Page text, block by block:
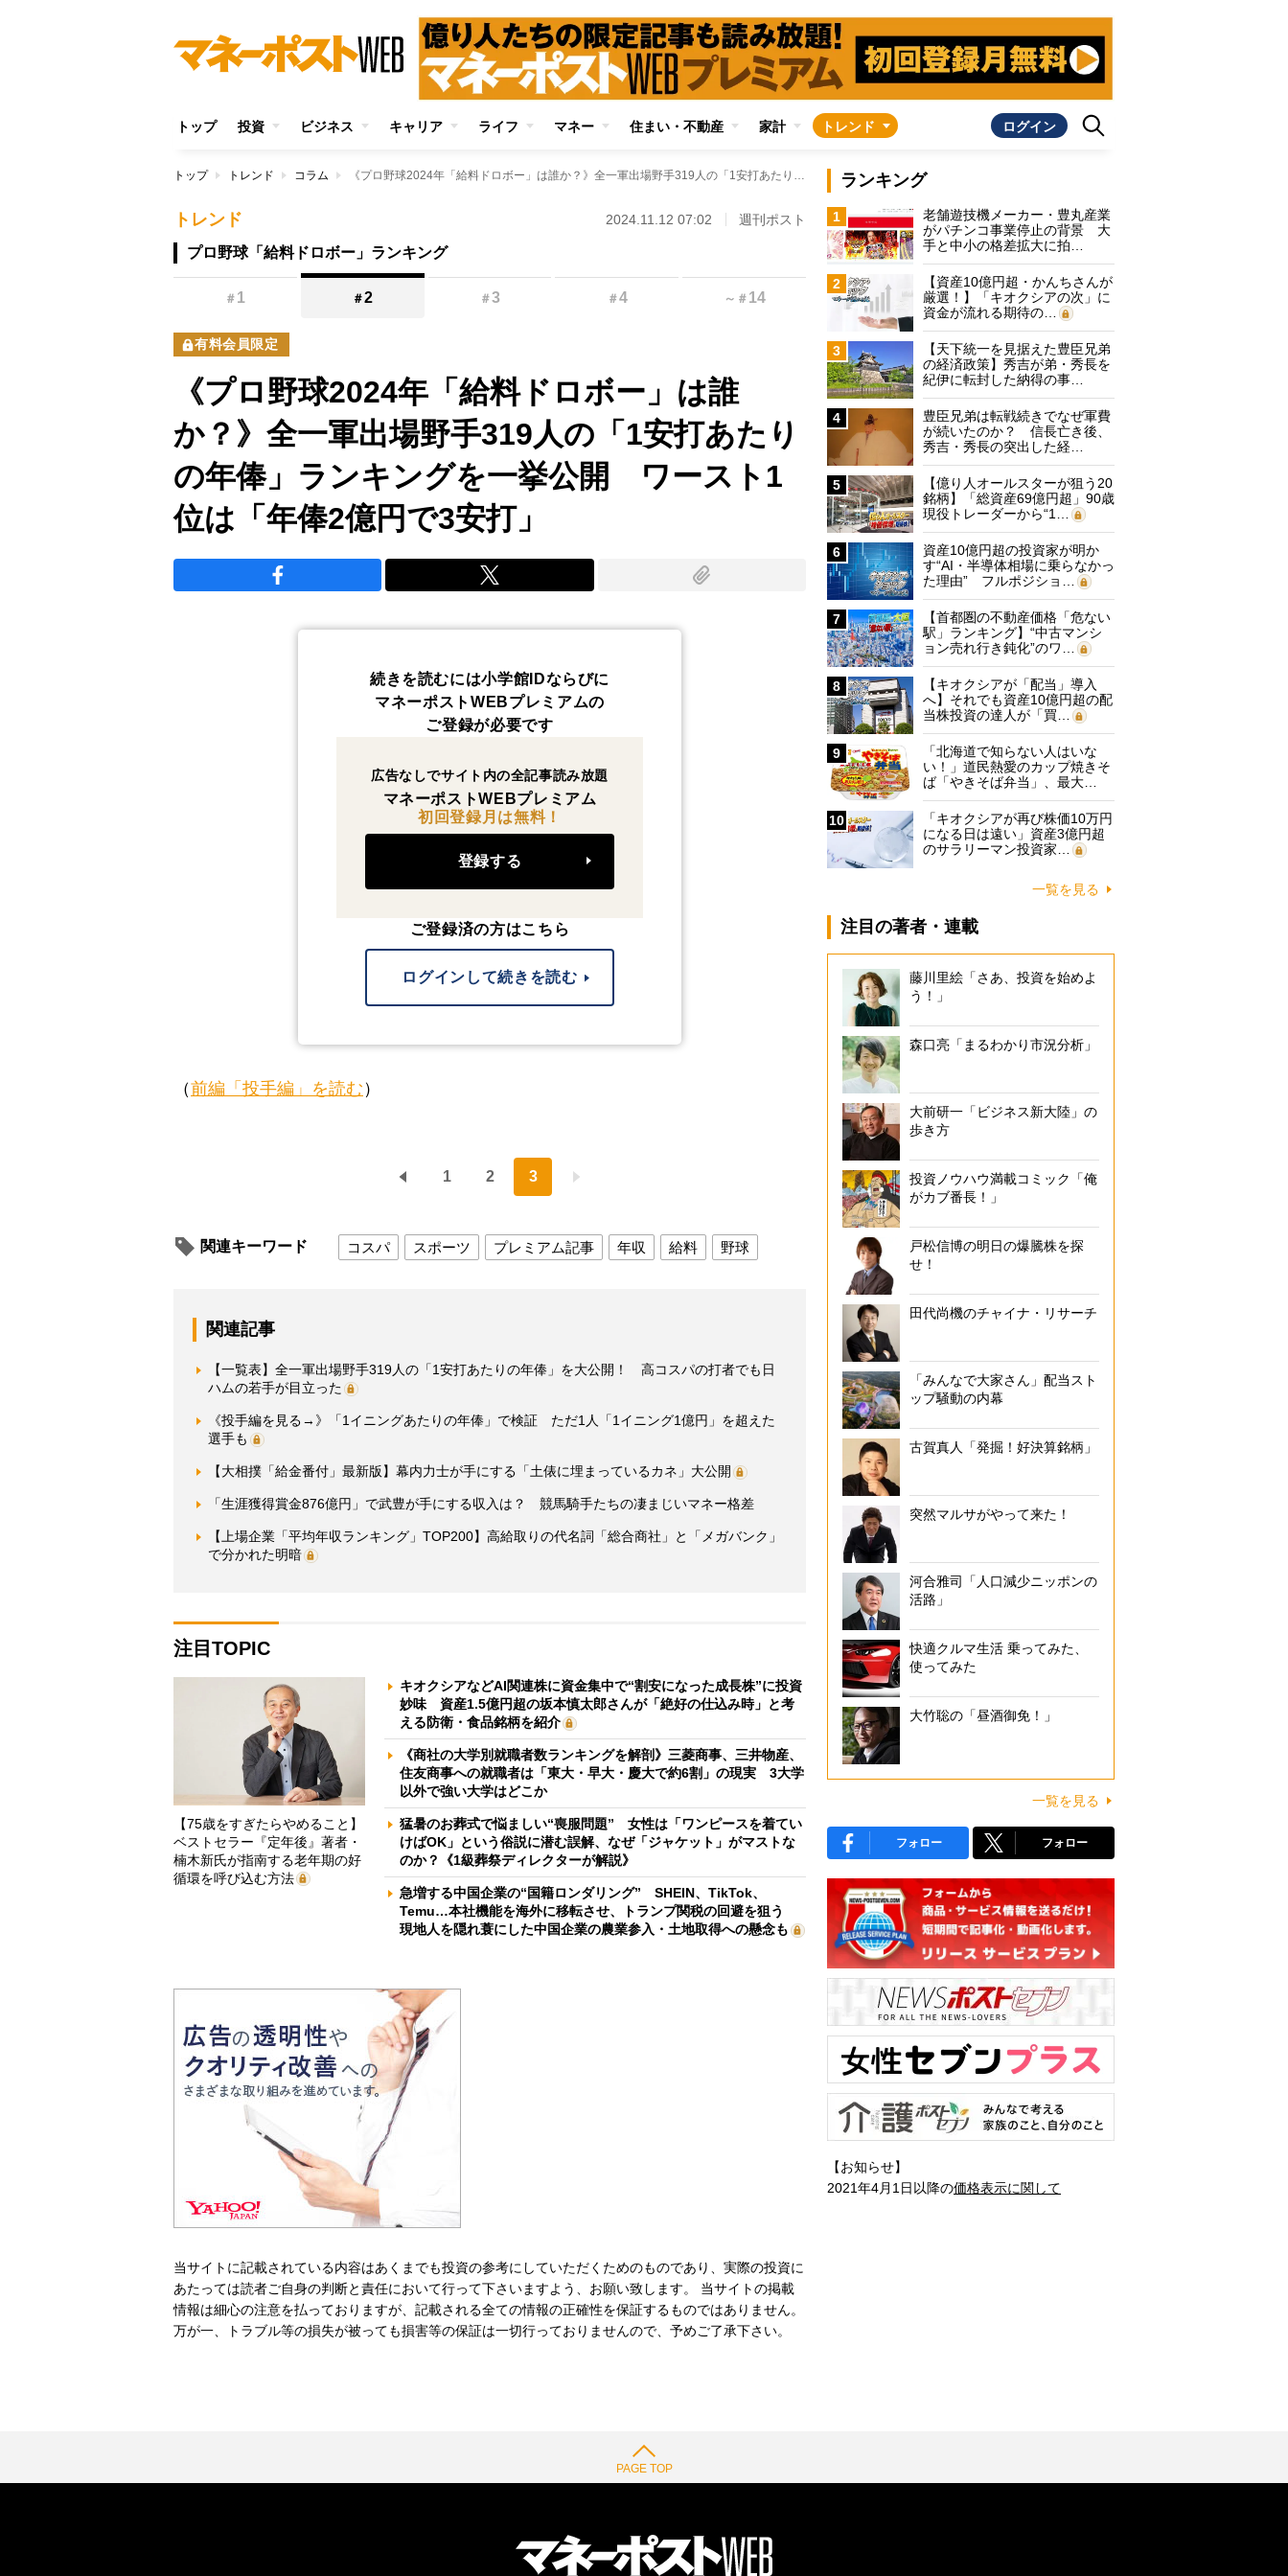
トップ 投資 ビジネス キャリア ライフ マネー 住まい・不動産 家計 トレンド ログイン
トップ トレンド コラム 《プロ野球2024年「給料ドロボー」は誰か？》全一軍出場野手319人の「1安打あたりの年俸」ランキングを一挙公開 ワースト1位は「年俸2億円で3安打」
トレンド 2024.11.12 07:02 週刊ポスト
プロ野球「給料ドロボー」ランキング
＃ 1 ＃2 ＃3 ＃4 ～ ＃ 14
有料会員限定
《プロ野球2024年「給料ドロボー」は誰
か？》全一軍出場野手319人の「1安打あたり
の年俸」ランキングを一挙公開 ワースト1
位は「年俸2億円で3安打」
続きを読むには小学館IDならびに
マネーポストWEBプレミアムの
ご登録が必要です
広告なしでサイト内の全記事読み放題
マネーポストWEBプレミアム
初回登録月は無料！
登録する
ご登録済の方はこちら
ログインして続きを読む
（前編「投手編」を読む ）
1 2 3
関連キーワード コスパ スポーツ プレミアム記事 年収 給料 野球
関連記事
【一覧表】全一軍出場野手319人の「1安打あたりの年俸」を大公開！ 高コスパの打者でも日
ハムの若手が目立った
《投手編を見る→》「1イニングあたりの年俸」で検証 ただ1人「1イニング1億円」を超えた
選手も
【大相撲「給金番付」最新版】幕内力士が手にする「土俵に埋まっているカネ」大公開
「生涯獲得賞金876億円」で武豊が手にする収入は？ 競馬騎手たちの凄まじいマネー格差
【上場企業「平均年収ランキング」TOP200】高給取りの代名詞「総合商社」と「メガバンク」
で分かれた明暗
注目TOPIC
【75歳をすぎたらやめること】
ベストセラー『定年後』著者・
楠木新氏が指南する老年期の好
循環を呼び込む方法
キオクシアなどAI関連株に資金集中で“割安になった成長株”に投資
妙味 資産1.5億円超の坂本慎太郎さんが「絶好の仕込み時」と考
える防衛・食品銘柄を紹介
《商社の大学別就職者数ランキングを解剖》三菱商事、三井物産、
住友商事への就職者は「東大・早大・慶大で約6割」の現実 3大学
以外で強い大学はどこか
猛暑のお葬式で悩ましい“喪服問題” 女性は「ワンピースを着てい
けばOK」という俗説に潜む誤解、なぜ「ジャケット」がマストな
のか？《1級葬祭ディレクターが解説》
急増する中国企業の“国籍ロンダリング” SHEIN、TikTok、
Temu…本社機能を海外に移転させ、トランプ関税の回避を狙う
現地人を隠れ蓑にした中国企業の農業参入・土地取得への懸念も
当サイトに記載されている内容はあくまでも投資の参考にしていただくためのものであり、実際の投資に
あたっては読者ご自身の判断と責任において行って下さいますよう、お願い致します。 当サイトの掲載
情報は細心の注意を払っておりますが、記載される全ての情報の正確性を保証するものではありません。
万が一、トラブル等の損失が被っても損害等の保証は一切行っておりませんので、予めご了承下さい。
ランキング
1
老舗遊技機メーカー・豊丸産業
がパチンコ事業停止の背景 大
手と中小の格差拡大に拍…
2
【資産10億円超・かんちさんが
厳選！】「キオクシアの次」に
資金が流れる期待の…
3
【天下統一を見据えた豊臣兄弟
の経済政策】秀吉が弟・秀長を
紀伊に転封した納得の事…
4
豊臣兄弟は転戦続きでなぜ軍費
が続いたのか？ 信長亡き後、
秀吉・秀長の突出した経…
5
【億り人オールスターが狙う20
銘柄】「総資産69億円超」90歳
現役トレーダーから“1…
6
資産10億円超の投資家が明か
す“AI・半導体相場に乗らなかっ
た理由” フルポジショ…
7
【首都圏の不動産価格「危ない
駅」ランキング】“中古マンシ
ョン売れ行き鈍化”のワ…
8
【キオクシアが「配当」導入
へ】それでも資産10億円超の配
当株投資の達人が「買…
9
「北海道で知らない人はいな
い！」道民熱愛のカップ焼きそ
ば「やきそば弁当」、最大…
10
「キオクシアが再び株価10万円
になる日は遠い」資産3億円超
のサラリーマン投資家…
一覧を見る
注目の著者・連載
藤川里絵「さあ、投資を始めよ
う！」
森口亮「まるわかり市況分析」
大前研一「ビジネス新大陸」の
歩き方
投資ノウハウ満載コミック「俺
がカブ番長！」
戸松信博の明日の爆騰株を探
せ！
田代尚機のチャイナ・リサーチ
「みんなで大家さん」配当スト
ップ騒動の内幕
古賀真人「発掘！好決算銘柄」
突然マルサがやって来た！
河合雅司「人口減少ニッポンの
活路」
快適クルマ生活 乗ってみた、
使ってみた
大竹聡の「昼酒御免！」
一覧を見る
フォロー フォロー
【お知らせ】
2021年4月1日以降の価格表示に関して
PAGE TOP